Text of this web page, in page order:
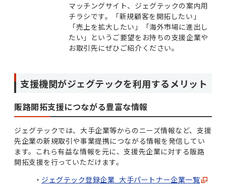
マッチングサイト、ジェグテックの案内用
チラシです。「新規顧客を開拓したい」
「売上を拡大したい」「海外市場に進出し
たい」というご要望をお持ちの支援企業や
お取引先にぜひご紹介ください。
支援機関がジェグテックを利用するメリット
販路開拓支援につながる豊富な情報
ジェグテックでは、大手企業等からのニーズ情報など、支援
先企業の新規取引や事業提携につながる情報を発信してい
ます。これら有益な情報を元に、支援先企業に対する販路
開拓支援を行っていただけます。
ジェグテック登録企業_大手パートナー企業一覧